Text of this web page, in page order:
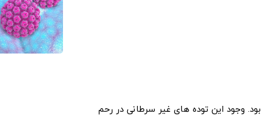
وجود این توده های غیر سرطانی در رحم